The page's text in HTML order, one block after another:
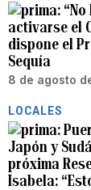
activarse el
dispone el
Sequía
8 de agosto
LOCALES
Japón y
próxima
Isabela: